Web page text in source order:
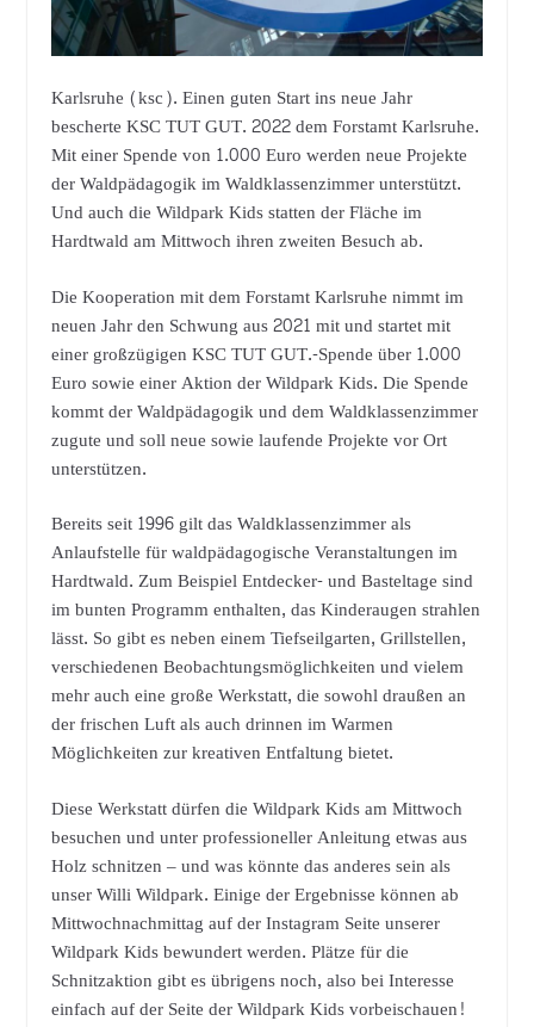
Karlsruhe (ksc). Einen guten Start ins neue Jahr
bescherte KSC TUT GUT. 2022 dem Forstamt Karlsruhe.
Mit einer Spende von 1.000 Euro werden neue Projekte
der Waldpädagogik im Waldklassenzimmer unterstützt.
Und auch die Wildpark Kids statten der Fläche im
Hardtwald am Mittwoch ihren zweiten Besuch ab.
Die Kooperation mit dem Forstamt Karlsruhe nimmt im
neuen Jahr den Schwung aus 2021 mit und startet mit
einer großzügigen KSC TUT GUT.-Spende über 1.000
Euro sowie einer Aktion der Wildpark Kids. Die Spende
kommt der Waldpädagogik und dem Waldklassenzimmer
zugute und soll neue sowie laufende Projekte vor Ort
unterstützen.
Bereits seit 1996 gilt das Waldklassenzimmer als
Anlaufstelle für waldpädagogische Veranstaltungen im
Hardtwald. Zum Beispiel Entdecker- und Basteltage sind
im bunten Programm enthalten, das Kinderaugen strahlen
lässt. So gibt es neben einem Tiefseilgarten, Grillstellen,
verschiedenen Beobachtungsmöglichkeiten und vielem
mehr auch eine große Werkstatt, die sowohl draußen an
der frischen Luft als auch drinnen im Warmen
Möglichkeiten zur kreativen Entfaltung bietet.
Diese Werkstatt dürfen die Wildpark Kids am Mittwoch
besuchen und unter professioneller Anleitung etwas aus
Holz schnitzen – und was könnte das anderes sein als
unser Willi Wildpark. Einige der Ergebnisse können ab
Mittwochnachmittag auf der Instagram Seite unserer
Wildpark Kids bewundert werden. Plätze für die
Schnitzaktion gibt es übrigens noch, also bei Interesse
einfach auf der Seite der Wildpark Kids vorbeischauen!